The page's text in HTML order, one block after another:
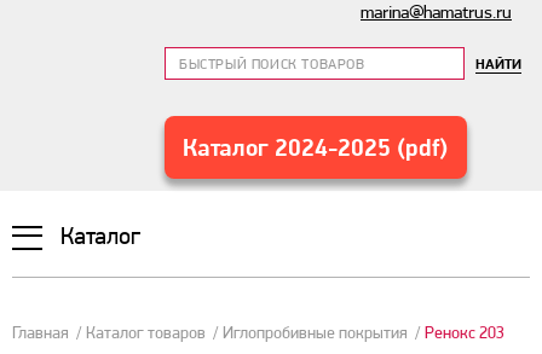
marina@hamatrus.ru
НАЙТИ
Каталог 2024-2025 (pdf)
Каталог
Главная Каталог товаров Иглопробивные покрытия Ренокс 203